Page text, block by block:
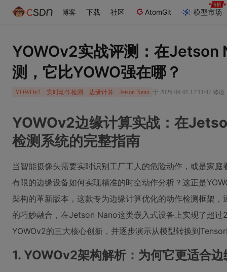
博客 下载 社区 AtomGit 模型市场
YOWOv2实战评测：在Jetson
测，它比YOWO强在哪？
YOWOv2 实时动作检测 边缘计算 Jetson Nano 于 2026-06-01 12:11:47 修改 ·
YOWOv2边缘计算实战：在
检测系统的完整指南
当智能摄像头需要实时识别工厂工人的危险动作，或是家
有限的边缘设备如何实现精准的时空动作分析？这正是
架构的革新版本，这款专为边缘计算优化的动作检测框架
的巧妙融合，在Jetson Nano这类嵌入式设备上实现了超
YOWOv2的三大核心创新，并逐步演示从模型转换到
1. YOWOv2架构解析：为何它更适合边